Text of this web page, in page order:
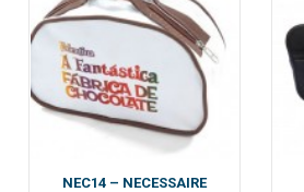
NEC14 – NECESSAIRE